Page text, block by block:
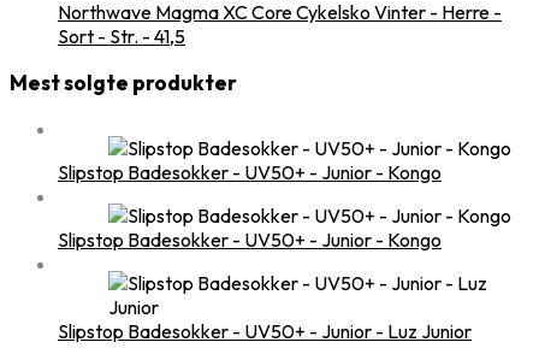
Northwave Magma XC Core Cykelsko Vinter - Herre -
Sort - Str. - 41,5
Mest solgte produkter
Slipstop Badesokker - UV50+ - Junior - Kongo
Slipstop Badesokker - UV50+ - Junior - Kongo
Slipstop Badesokker - UV50+ - Junior - Luz Junior